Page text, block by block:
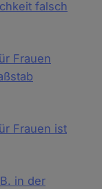
falsch
Frauen
Frauen ist
in der